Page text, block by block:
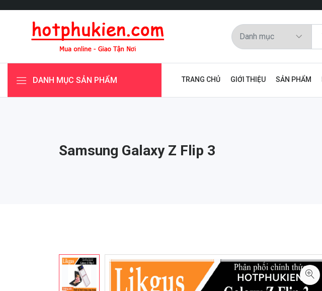
DANH MỤC SẢN PHẨM TRANG CHỦ GIỚI THIỆU SẢN PHẨM
Samsung Galaxy Z Flip 3